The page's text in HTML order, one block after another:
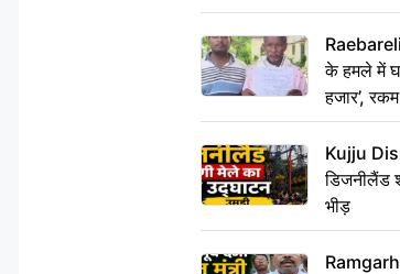
के हमले में
हजार’,
Kujju
डिजनीलैंड
भीड़